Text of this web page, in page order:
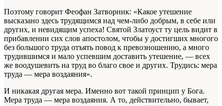
Поэтому говорит Феофан Затворник: «Какое утешение
высказано здесь трудящимся над чем-либо добрым, в себе или
других, и невидящим успеха! Святой Златоуст ту цель видит в
прибавлении сих слов апостолом, чтобы у достигших многого
без большого труда отъять повод к превозношению, а много
трудившимся и мало успевшим доставить утешение, — всех
же воодушевить на труд во благо свое и других. Трудись: мера
труда — мера воздаяния».
И никакая другая мера. Именно вот такой принцип у Бога.
Мера труда — мера воздаяния. А то, действительно, бывает,